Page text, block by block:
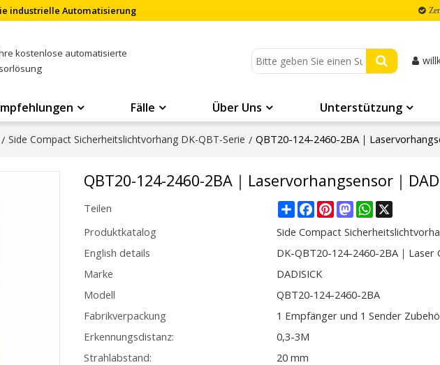
industrielle Automatisierung
kostenlose automatisierte
Fälle Über Uns Unterstützung
/ Side Compact Sicherheitslichtvorhang DK-QBT-Serie / QBT20-124-2460-2BA｜
QBT20-124-2460-2BA｜Laservorhangsensor｜
Teilen ShareFacebook
PinterestMastodonWhatsApp
Produktkatalog
Side Compact
English details
DK-QBT20-124-2460-2BA｜Laser
Marke
DADISICK
Modell
QBT20-124-2460-2BA
Fabrikverpackung
1 Empfänger und 1 Sender
Erkennungsdistanz:
0,3-3M
Strahlabstand:
20 mm